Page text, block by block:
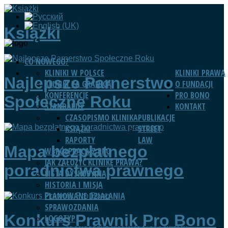
CO NOWEGO?
KLINIKI PRAWA
KLINIKI W POLSCE
KLINIKI ZA GRANICĄ
KONFERENCJE
STANDARDY
PUBLIKACJE
CZASOPISMO KLINIKA
KSIĄŻKI
RAPORTY
STREET
LAW
WSPÓŁPRACA Z RPO
JAK ZAŁOŻYĆ KLINIKĘ PRAWA?
LISTA DYSKUSYJNA
O FUNDACJI
HISTORIA I MISJA
PLANOWANE DZIAŁANIA
SPRAWOZDANIA
LOGOTYP
PRO BONO
KONTAKT
Książki
Najlepsze Parnerstwo
Społeczne Roku
Mapa bezpłatnego
poradnictwa prawnego
Konkurs Prawnik Pro Bono